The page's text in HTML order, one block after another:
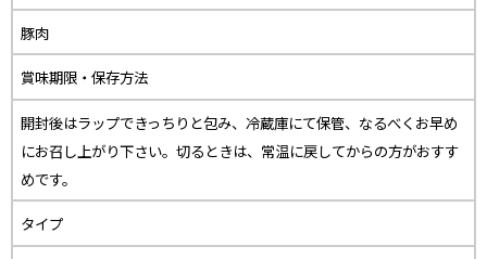
豚肉
賞味期限・保存方法
開封後はラップできっちりと包み、冷蔵庫にて保管、なるべくお早め
にお召し上がり下さい。切るときは、常温に戻してからの方がおすす
めです。
タイプ